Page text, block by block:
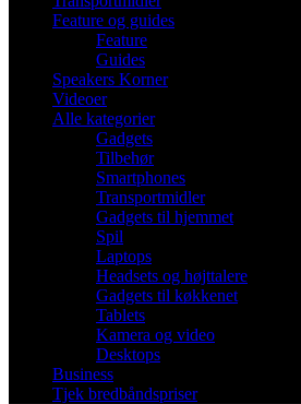
Feature og guides
Feature
Guides
Speakers Korner
Videoer
Alle kategorier
Gadgets
Tilbehør
Smartphones
Transportmidler
Gadgets til hjemmet
Spil
Laptops
Headsets og højttalere
Gadgets til køkkenet
Tablets
Kamera og video
Desktops
Business
Tjek bredbåndspriser